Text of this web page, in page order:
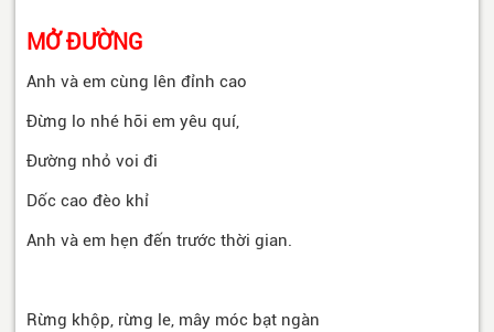
MỞ ĐƯỜNG
Anh và em cùng lên đỉnh cao
Đừng lo nhé hỡi em yêu quí,
Đường nhỏ voi đi
Dốc cao đèo khỉ
Anh và em hẹn đến trước thời gian.
Rừng khộp, rừng le, mây móc bạt ngàn